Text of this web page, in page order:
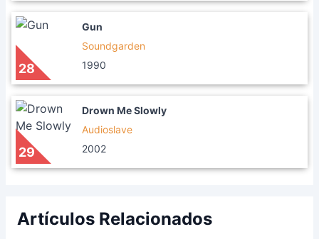
28
Gun
Soundgarden
1990
29
Drown Me Slowly
Audioslave
2002
Artículos Relacionados